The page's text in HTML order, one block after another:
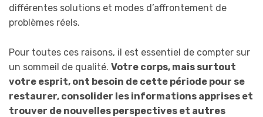
différentes solutions et modes d’affrontement de
problèmes réels.
Pour toutes ces raisons, il est essentiel de compter sur
un sommeil de qualité. Votre corps, mais surtout
votre esprit, ont besoin de cette période pour se
restaurer, consolider les informations apprises et
trouver de nouvelles perspectives et autres